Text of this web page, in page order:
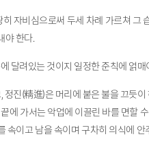
자비심으로써 두세 차례 가르쳐 그
야 한다.
달려있는 것이지 일정한 준칙에 얽매
진(精進)은 머리에 붙은 불을 끄듯
에 가서는 악업에 이끌린 바를 면할
속이고 남을 속이며 구차히 의식에